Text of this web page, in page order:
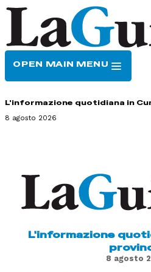
OPEN MAIN MENU
L'informazione quotidiana in
8 agosto 2026
L'informazione
8 agosto